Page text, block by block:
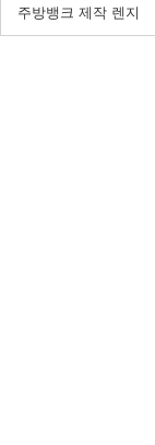
주방뱅크 제작 렌지